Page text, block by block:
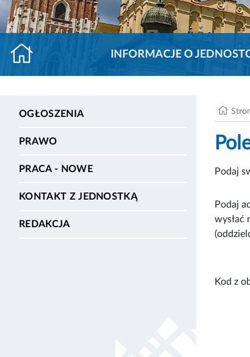
INFORMACJE O
OGŁOSZENIA
PRAWO
PRACA - NOWE
KONTAKT Z JEDNOSTKĄ
REDAKCJA
Podaj
Podaj
wysłać
Kod z